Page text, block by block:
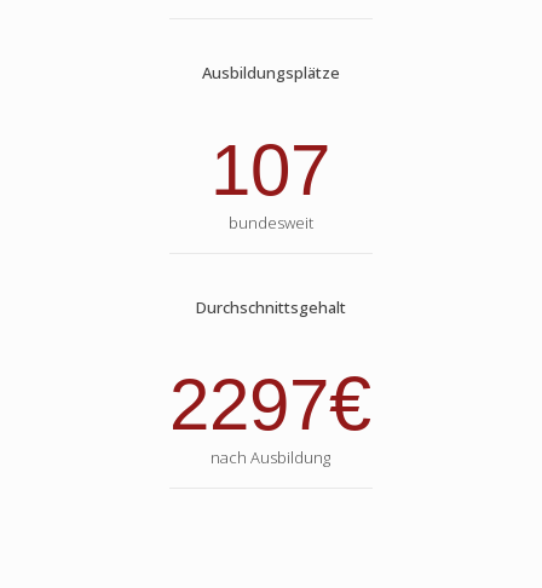
Ausbildungsplätze
107
bundesweit
Durchschnittsgehalt
2297€
nach Ausbildung